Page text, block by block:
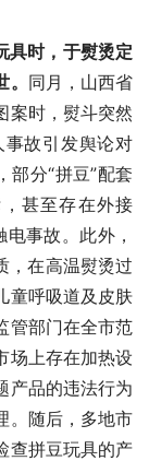
具时，于熨烫定
同月，山西省
案时，熨斗突然
故引发舆论对
部分“拼豆”配套
甚至存在外接
事故。此外，
，在高温熨烫过
童呼吸道及皮肤
管部门在全市范
场上存在加热设
产品的违法行为
。随后，多地市
查拼豆玩具的产